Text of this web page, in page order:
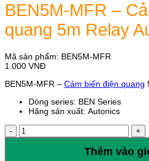
BEN5M-MFR –
quang 5m Relay
Mã sản phẩm: BEN5M-MFR
1.000 VNĐ
BEN5M-MFR – Cảm biến điện quang
Dòng series: BEN Series
Hãng sản xuất: Autonics
BEN5M-
MFR
Thêm vào